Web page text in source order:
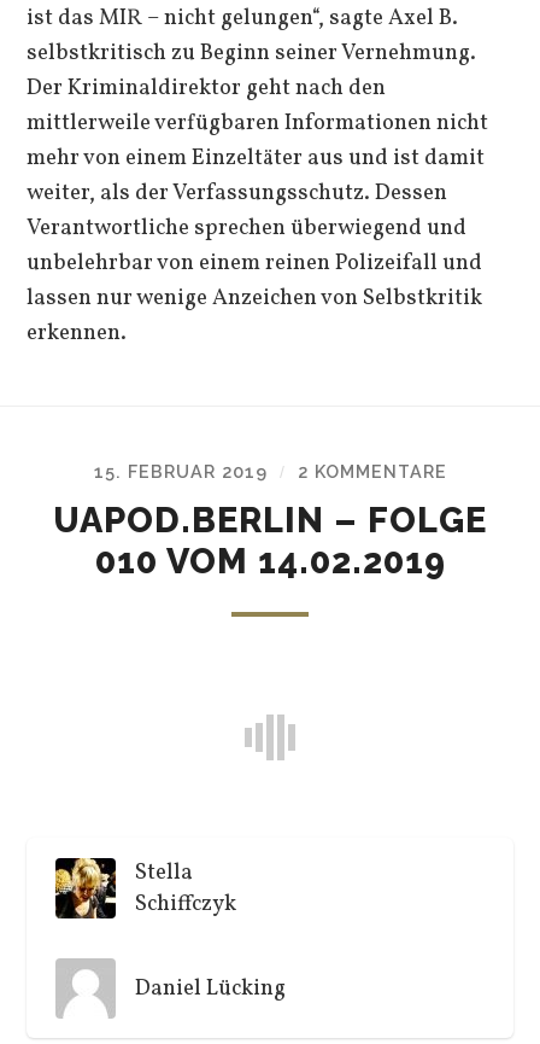
ist das MIR – nicht gelungen“, sagte Axel B.
selbstkritisch zu Beginn seiner Vernehmung.
Der Kriminaldirektor geht nach den
mittlerweile verfügbaren Informationen nicht
mehr von einem Einzeltäter aus und ist damit
weiter, als der Verfassungsschutz. Dessen
Verantwortliche sprechen überwiegend und
unbelehrbar von einem reinen Polizeifall und
lassen nur wenige Anzeichen von Selbstkritik
erkennen.
15. FEBRUAR 2019 / 2 KOMMENTARE
UAPOD.BERLIN – FOLGE
010 VOM 14.02.2019
Stella
Schiffczyk
Daniel Lücking